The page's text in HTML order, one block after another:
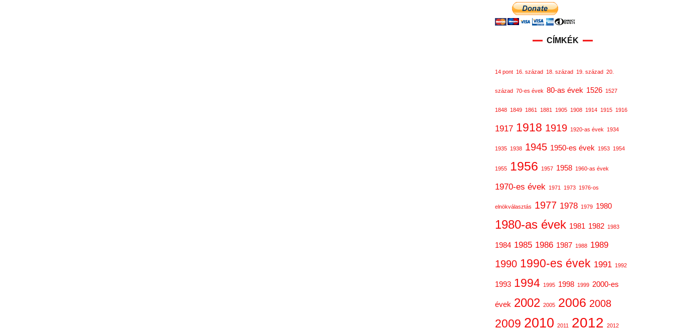
CÍMKÉK
14 pont 16. század 18. század 19. század 20.
század 70-es évek 80-as évek 1526 1527
1848 1849 1861 1881 1905 1908 1914 1915 1916
1917 1918 1919 1920-as évek 1934
1935 1938 1945 1950-es évek 1953 1954
1955 1956 1957 1958 1960-as évek
1970-es évek 1971 1973 1976-os
elnökválasztás 1977 1978 1979 1980
1980-as évek 1981 1982 1983
1984 1985 1986 1987 1988 1989
1990 1990-es évek 1991 1992
1993 1994 1995 1998 1999 2000-es
évek 2002 2005 2006 2008
2009 2010 2011 2012 2012